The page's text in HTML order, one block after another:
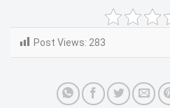
Post Views: 283